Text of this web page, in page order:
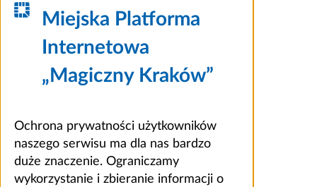
Miejska Platforma
Internetowa
„Magiczny Kraków”
Ochrona prywatności użytkowników
naszego serwisu ma dla nas bardzo
duże znaczenie. Ograniczamy
wykorzystanie i zbieranie informacji o